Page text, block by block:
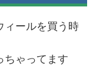
ィールを買う時
ちゃってます